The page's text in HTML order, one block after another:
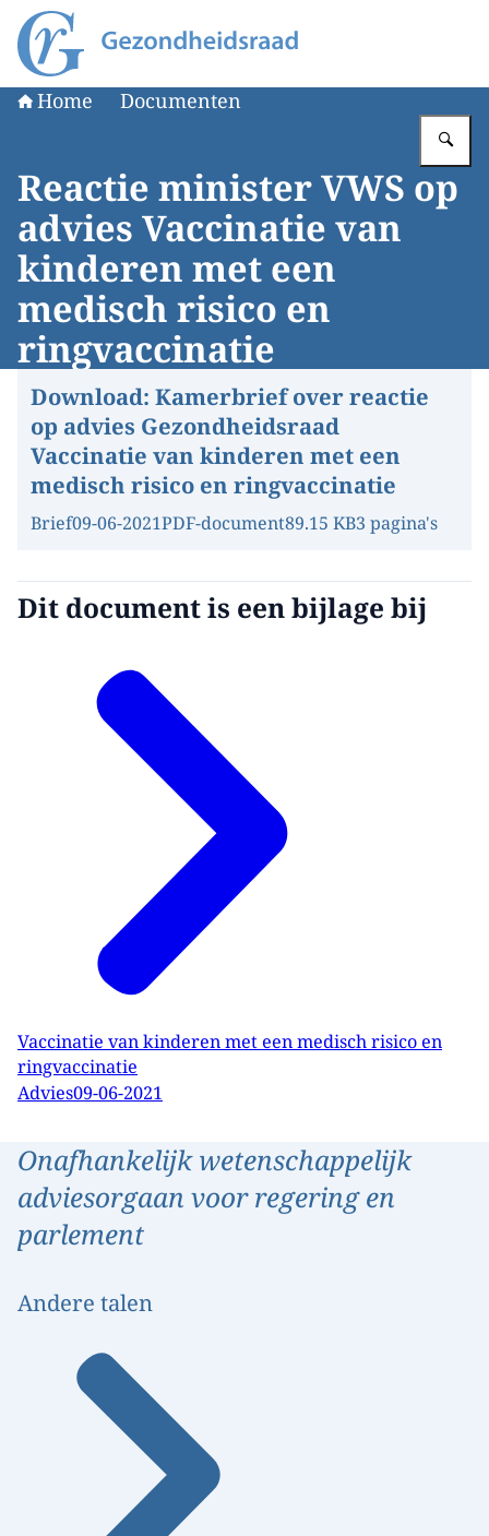
Naar de homepage van Gezondheidsraad
Home Documenten
Reactie minister VWS op
advies Vaccinatie van
kinderen met een
medisch risico en
ringvaccinatie
Download: Kamerbrief over reactie
op advies Gezondheidsraad
Vaccinatie van kinderen met een
medisch risico en ringvaccinatie
Brief09-06-2021PDF-document89.15 KB3 pagina's
Dit document is een bijlage bij
Vaccinatie van kinderen met een medisch risico en
ringvaccinatie
Advies09-06-2021
Onafhankelijk wetenschappelijk
adviesorgaan voor regering en
parlement
Andere talen